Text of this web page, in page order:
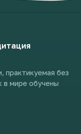
практикуемая без
в мире обучены